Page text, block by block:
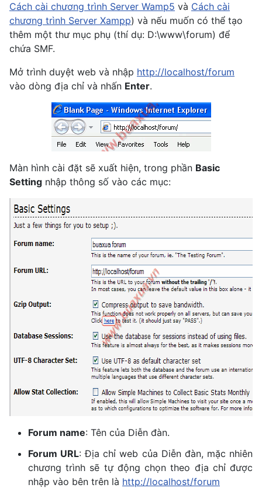
Cách cài chương trình Server Wamp5 và Cách cài
chương trình Server Xampp) và nếu muốn có thể tạo
thêm một thư mục phụ (thí dụ: D:\www\forum) để
chứa SMF.
Mở trình duyệt web và nhập http://localhost/forum
vào dòng địa chỉ và nhấn Enter.
Màn hình cài đặt sẽ xuất hiện, trong phần Basic
Setting nhập thông số vào các mục:
Forum name: Tên của Diễn đàn.
Forum URL: Địa chỉ web của Diễn đàn, mặc nhiên
chương trình sẽ tự động chọn theo địa chỉ được
nhập vào bên trên là http://localhost/forum